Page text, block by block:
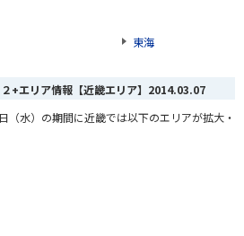
東海
+エリア情報【近畿エリア】 2014.03.07
（水）の期間に近畿では以下のエリアが拡大・